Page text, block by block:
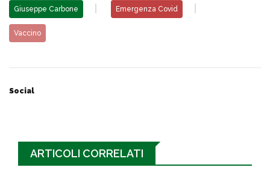
Giuseppe Carbone Emergenza Covid
Vaccino
Social
ARTICOLI CORRELATI